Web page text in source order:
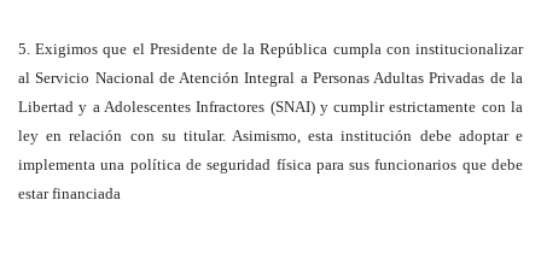
5. Exigimos que el Presidente de la República cumpla con institucionalizar
al Servicio Nacional de Atención Integral a Personas Adultas Privadas de la
Libertad y a Adolescentes Infractores (SNAI) y cumplir estrictamente con la
ley en relación con su titular. Asimismo, esta institución debe adoptar e
implementa una política de seguridad física para sus funcionarios que debe
estar financiada